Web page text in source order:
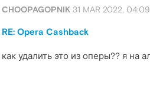
CHOOPAGOPNIK 31 MAR 2022, 04:09
RE: Opera Cashback
как удалить это из оперы?? я на